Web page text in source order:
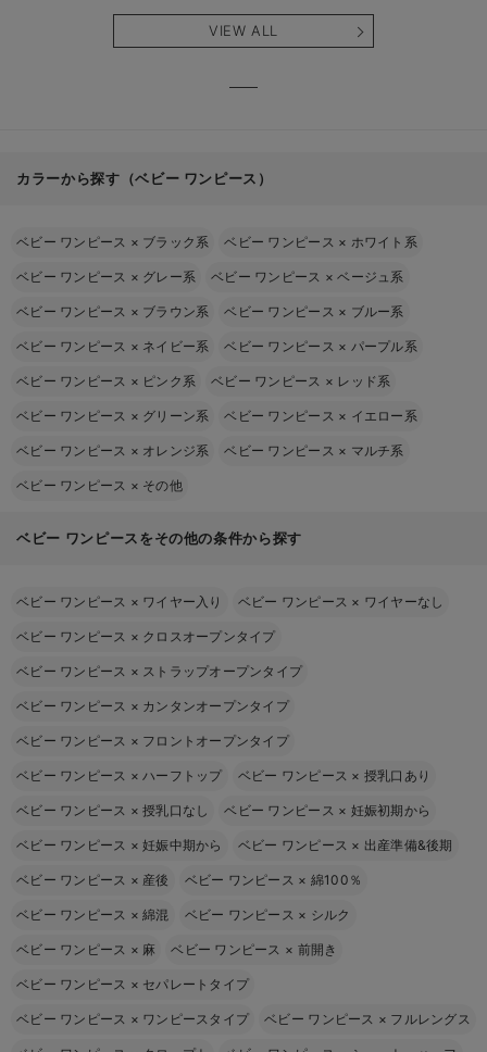
VIEW ALL
カラーから探す（ベビー ワンピース）
ベビー ワンピース × ブラック系 ベビー ワンピース × ホワイト系
ベビー ワンピース × グレー系 ベビー ワンピース ×ベージュ系
ベビー ワンピース × ブラウン系 ベビー ワンピース × ブルー系
ベビー ワンピース × ネイビー系 ベビー ワンピース × パープル系
ベビー ワンピース × ピンク系 ベビー ワンピース × レッド系
ベビー ワンピース × グリーン系 ベビー ワンピース × イエロー系
ベビー ワンピース × オレンジ系 ベビー ワンピース × マルチ系
ベビー ワンピース × その他
ベビー ワンピースをその他の条件から探す
ベビー ワンピース × ワイヤー入り ベビー ワンピース × ワイヤーなし
ベビー ワンピース × クロスオープンタイプ
ベビー ワンピース × ストラップオープンタイプ
ベビー ワンピース × カンタンオープンタイプ
ベビー ワンピース × フロントオープンタイプ
ベビー ワンピース ×ハーフトップ ベビー ワンピース × 授乳口あり
ベビー ワンピース ×授乳口なし ベビー ワンピース × 妊娠初期から
ベビー ワンピース ×妊娠中期から ベビー ワンピース × 出産準備&後期
ベビー ワンピース × 産後 ベビー ワンピース × 綿100％
ベビー ワンピース ×綿混 ベビー ワンピース × シルク
ベビー ワンピース × 麻 ベビー ワンピース × 前開き
ベビー ワンピース × セパレートタイプ
ベビー ワンピース × ワンピースタイプ ベビー ワンピース × フルレングス